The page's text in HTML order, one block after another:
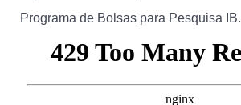
Programa de Bolsas para Pesquisa IB.